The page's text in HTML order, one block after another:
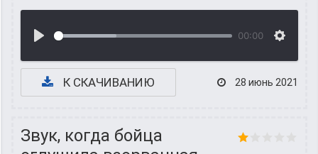
00:00
К СКАЧИВАНИЮ 28 июнь 2021
Звук, когда бойца